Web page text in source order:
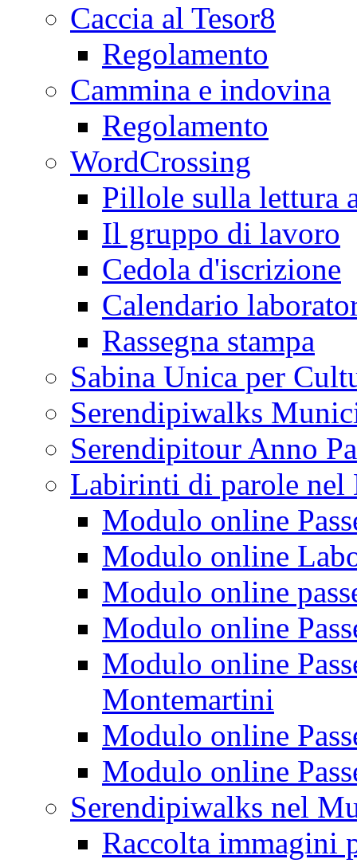
Caccia al Tesor8
Regolamento
Cammina e indovina
Regolamento
WordCrossing
Pillole sulla lettura
Il gruppo di lavoro
Cedola d'iscrizione
Calendario
Rassegna stampa
Sabina Unica per
Serendipiwalks
Serendipitour Anno
Labirinti di parole
Modulo online
Modulo online
Modulo online
Modulo online
Modulo online
Montemartini
Modulo online
Modulo online
Serendipiwalks nel
Raccolta immagini